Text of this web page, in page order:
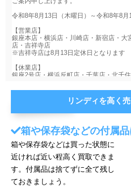
リンディを高く
箱や保存袋などの付属
箱や保存袋などは買った状態に
近ければ近い程高く買取できま
す。付属品は捨てずに全て残し
ておきましょう。